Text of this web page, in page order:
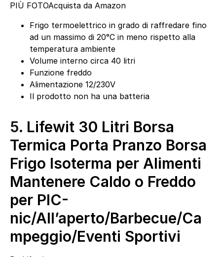
PIÙ FOTOAcquista da Amazon
Frigo termoelettrico in grado di raffredare fino
ad un massimo di 20°C in meno rispetto alla
temperatura ambiente
Volume interno circa 40 litri
Funzione freddo
Alimentazione 12/230V
Il prodotto non ha una batteria
5. Lifewit 30 Litri Borsa
Termica Porta Pranzo Borsa
Frigo Isoterma per Alimenti
Mantenere Caldo o Freddo
per PIC-
nic/All’aperto/Barbecue/Ca
mpeggio/Eventi Sportivi